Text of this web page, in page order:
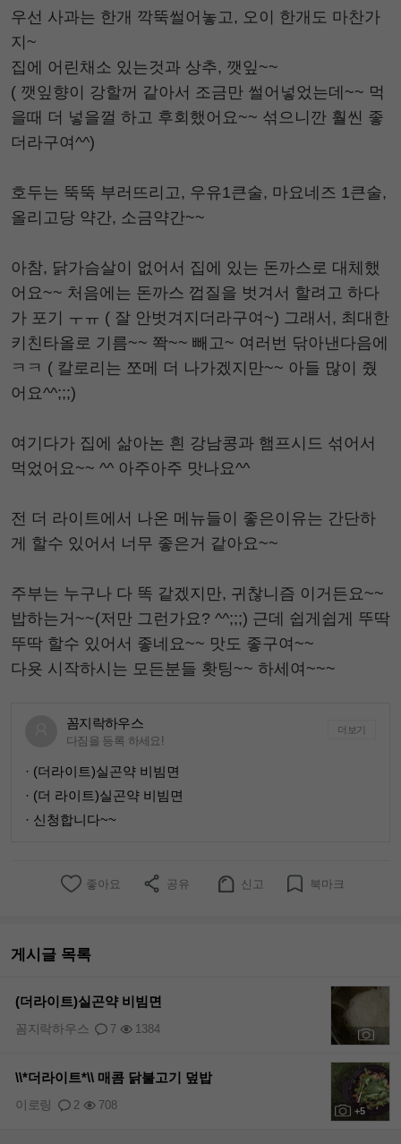
우선 사과는 한개 깍뚝썰어놓고, 오이 한개도 마찬가
지~
집에 어린채소 있는것과 상추, 깻잎~~
( 깻잎향이 강할꺼 같아서 조금만 썰어넣었는데~~ 먹
을때 더 넣을껄 하고 후회했어요~~ 섞으니깐 훨씬 좋
더라구여^^)
호두는 뚝뚝 부러뜨리고, 우유1큰술, 마요네즈 1큰술,
올리고당 약간, 소금약간~~
아참, 닭가슴살이 없어서 집에 있는 돈까스로 대체했
어요~~ 처음에는 돈까스 껍질을 벗겨서 할려고 하다
가 포기 ㅜㅠ ( 잘 안벗겨지더라구여~) 그래서, 최대한
키친타올로 기름~~ 쫙~~ 빼고~ 여러번 닦아낸다음에
ㅋㅋ ( 칼로리는 쪼메 더 나가겠지만~~ 아들 많이 줬
어요^^;;;)
여기다가 집에 삶아논 흰 강남콩과 햄프시드 섞어서
먹었어요~~ ^^ 아주아주 맛나요^^
전 더 라이트에서 나온 메뉴들이 좋은이유는 간단하
게 할수 있어서 너무 좋은거 같아요~~
주부는 누구나 다 똑 같겠지만, 귀찮니즘 이거든요~~
밥하는거~~(저만 그런가요? ^^;;;) 근데 쉽게쉽게 뚜딱
뚜딱 할수 있어서 좋네요~~ 맛도 좋구여~~
다욧 시작하시는 모든분들 홧팅~~ 하세여~~~
꼼지락하우스
다짐을 등록 하세요!
더보기
· (더라이트)실곤약 비빔면
· (더 라이트)실곤약 비빔면
· 신청합니다~~
좋아요 공유 신고 북마크
게시글 목록
(더라이트)실곤약 비빔면
7 1384
꼼지락하우스
+5
\\*더라이트*\\ 매콤 닭불고기 덮밥
2 708
이로링